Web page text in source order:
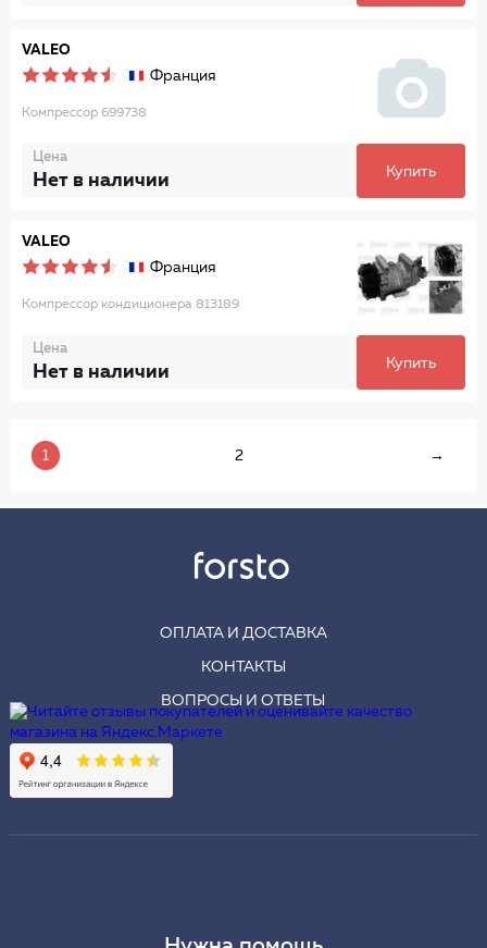
VALEO
Франция
Компрессор 699738
Цена
Нет в наличии Купить
VALEO
Франция
Компрессор кондиционера 813189
Цена
Нет в наличии Купить
1 2 →
ОПЛАТА И ДОСТАВКА
КОНТАКТЫ
ВОПРОСЫ И ОТВЕТЫ